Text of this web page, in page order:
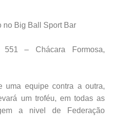
no Big Ball Sport Bar
– Chácara Formosa,
uma equipe contra a outra,
um troféu, em todas as
a nivel de Federação